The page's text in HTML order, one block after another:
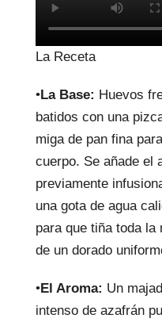
La Receta
•La Base: Huevos
batidos con una
miga de pan fina
cuerpo. Se añade el
previamente
una gota de agua
para que tiña toda la
de un dorado
•El Aroma: Un
intenso de azafrán